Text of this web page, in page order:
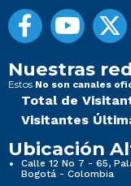
Nuestras
Estos No son canales
Total de
Visitantes
Ubicación
Calle 12 No 7 - 65,
Bogotá - Colombia